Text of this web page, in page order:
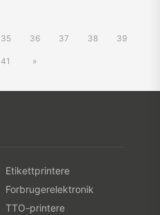
35 36 37 38 39
41 »
Etikettprintere
Forbrugerelektronik
TTO-printere